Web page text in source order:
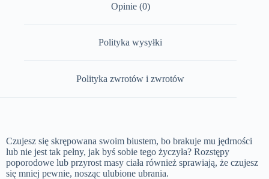
Opinie (0)
Polityka wysyłki
Polityka zwrotów i zwrotów
Czujesz się skrępowana swoim biustem, bo brakuje mu jędrności
lub nie jest tak pełny, jak byś sobie tego życzyła? Rozstępy
poporodowe lub przyrost masy ciała również sprawiają, że czujesz
się mniej pewnie, nosząc ulubione ubrania.